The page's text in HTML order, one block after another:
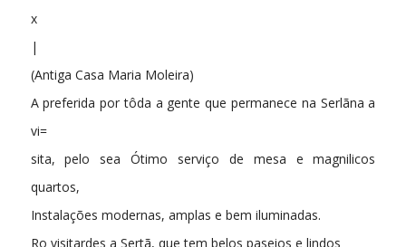
x
|
(Antiga Casa Maria Moleira)
A preferida por tôda a gente que permanece na Serlãna a
vi=
sita, pelo sea Ótimo serviço de mesa e magnilicos
quartos,
Instalações modernas, amplas e bem iluminadas.
Ro visitardes a Sertã, que tem belos paseios e lindos